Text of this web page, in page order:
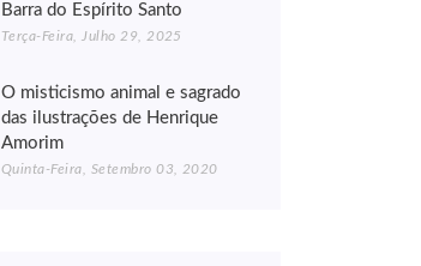
Barra do Espírito Santo
Terça-Feira, Julho 29, 2025
O misticismo animal e sagrado
das ilustrações de Henrique
Amorim
Quinta-Feira, Setembro 03, 2020